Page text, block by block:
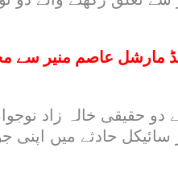
مارشل عاصم منیر سے
حقیقی خالہ زاد
سائیکل حادثے میں اپنی